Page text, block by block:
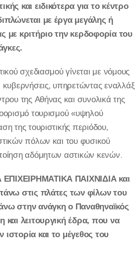
και ειδικότερα για το κέντρο
με έργα μεγάλης ή
με κριτήριο την κερδοφορία του
σχεδιασμού γίνεται με νόμους
κυβερνήσεις, υπηρετώντας εναλλάξ
της Αθήνας και συνολικά της
τουρισμού «υψηλού
της τουριστικής περιόδου,
πόλων και του φυσικού
αδόμητων αστικών κενών.
ΠΑΙΧΝΙΔΙΑ και
στις πλάτες των φίλων του
στην ανάγκη ο Παναθηναϊκός
και λειτουργική έδρα, που να
ιστορία και το μέγεθος του